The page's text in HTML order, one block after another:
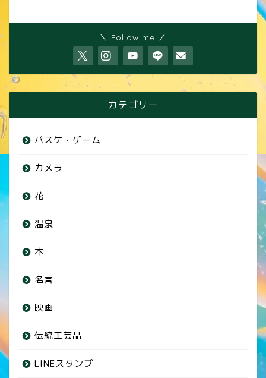
＼ Follow me ／
カテゴリー
バスケ・ゲーム
カメラ
花
温泉
本
名言
映画
伝統工芸品
LINEスタンプ